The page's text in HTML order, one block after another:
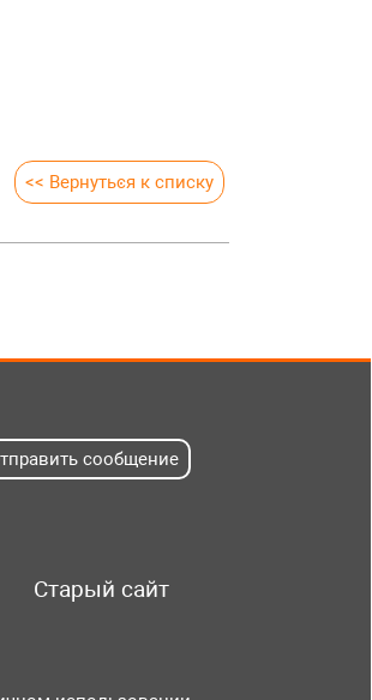
<< Вернуться к списку
сообщение
Старый сайт